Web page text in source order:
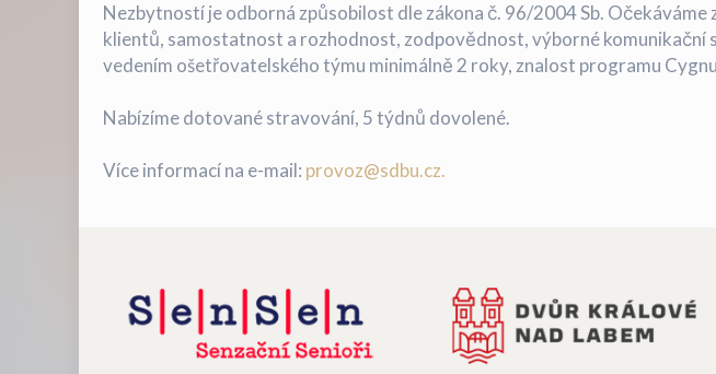
Nezbytností je odborná způsobilost dle zákona č. 96/2004 Sb.
klientů, samostatnost a rozhodnost, zodpovědnost, výborné komunikační
vedením ošetřovatelského týmu minimálně 2 roky, znalost programu
Nabízíme dotované stravování, 5 týdnů dovolené.
Více informací na e-mail: provoz@sdbu.cz.